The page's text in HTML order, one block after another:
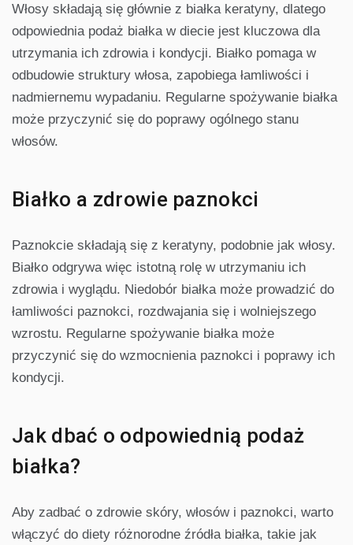
Włosy składają się głównie z białka keratyny, dlatego
odpowiednia podaż białka w diecie jest kluczowa dla
utrzymania ich zdrowia i kondycji. Białko pomaga w
odbudowie struktury włosa, zapobiega łamliwości i
nadmiernemu wypadaniu. Regularne spożywanie białka
może przyczynić się do poprawy ogólnego stanu
włosów.
Białko a zdrowie paznokci
Paznokcie składają się z keratyny, podobnie jak włosy.
Białko odgrywa więc istotną rolę w utrzymaniu ich
zdrowia i wyglądu. Niedobór białka może prowadzić do
łamliwości paznokci, rozdwajania się i wolniejszego
wzrostu. Regularne spożywanie białka może
przyczynić się do wzmocnienia paznokci i poprawy ich
kondycji.
Jak dbać o odpowiednią podaż
białka?
Aby zadbać o zdrowie skóry, włosów i paznokci, warto
włączyć do diety różnorodne źródła białka, takie jak